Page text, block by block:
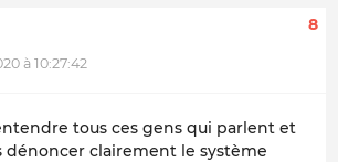
à 10:27:42
8
tous ces gens qui parlent et
dénoncer clairement le système